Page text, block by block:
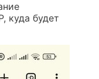
куда будет